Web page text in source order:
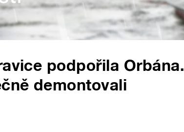
podpořila Orbána.
demontovali